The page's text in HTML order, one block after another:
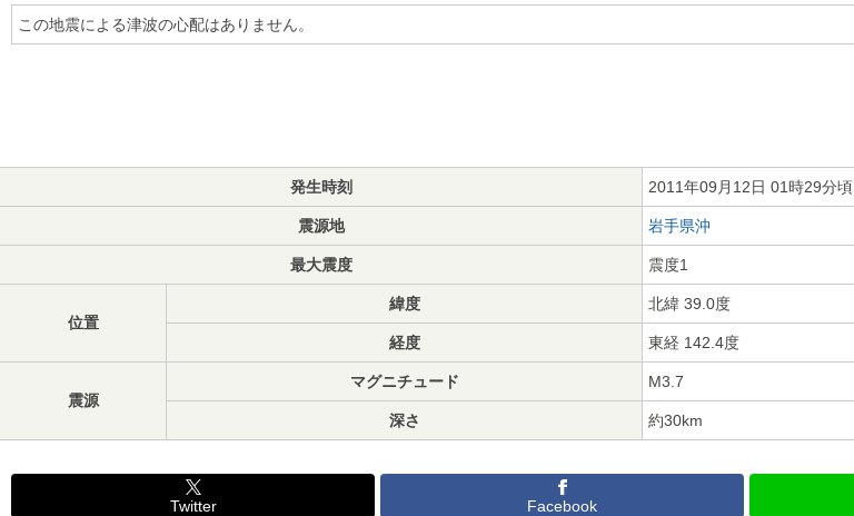
この地震による津波の心配はありません。
発生時刻 2011年09月12日 01時29分頃
震源地 岩手県沖
最大震度 震度1
位置
緯度 北緯 39.0度
経度 東経 142.4度
震源
マグニチュード M3.7
深さ 約30km
Twitter Facebook